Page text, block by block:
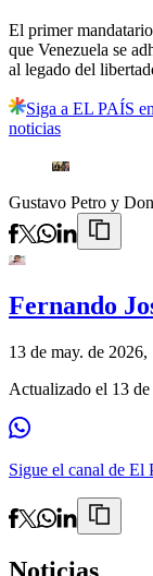
El primer
que Venezuela se
al legado del
Siga a EL PAÍS
noticias
Gustavo Petro y
Fernando
13 de may. de 2026,
Actualizado el 13
Sigue el canal de El